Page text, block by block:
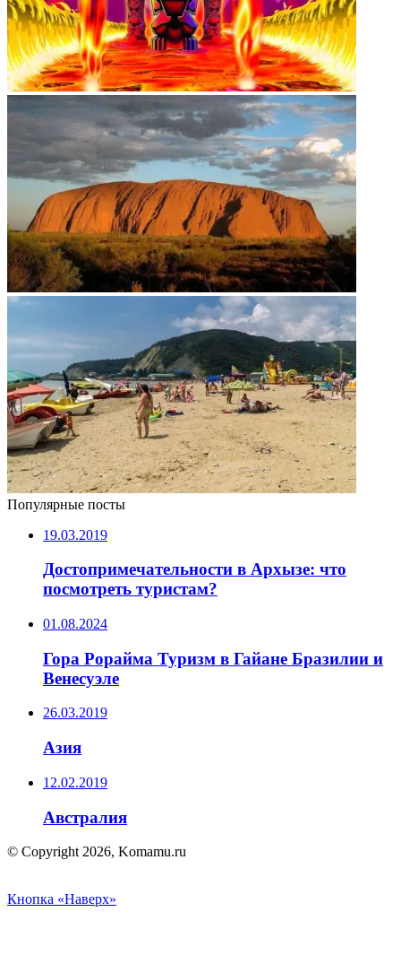
Популярные посты
19.03.2019
Достопримечательности в Архызе: что
посмотреть туристам?
01.08.2024
Гора Рорайма Туризм в Гайане Бразилии и
Венесуэле
26.03.2019
Азия
12.02.2019
Австралия
© Copyright 2026, Komamu.ru
Кнопка «Наверх»